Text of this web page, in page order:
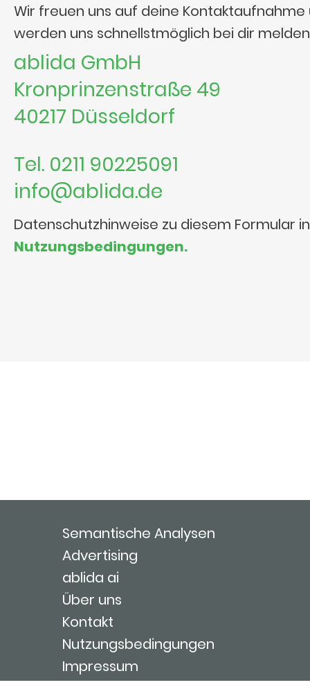
Wir freuen uns auf deine Kontaktaufnahme
werden uns schnellstmöglich bei dir
ablida GmbH
Kronprinzenstraße 49
40217 Düsseldorf
Tel. 0211 90225091
info@ablida.de
Datenschutzhinweise zu diesem Formular
Nutzungsbedingungen.
Semantische Analysen
Advertising
ablida ai
Über uns
Kontakt
Nutzungsbedingungen
Impressum